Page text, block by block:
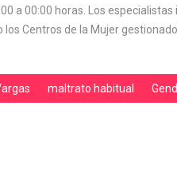
a 00:00 horas. Los
Centros de la Mujer
maltrato habitual